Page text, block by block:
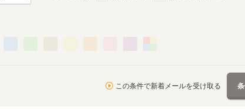
この条件で新着メールを受け取る